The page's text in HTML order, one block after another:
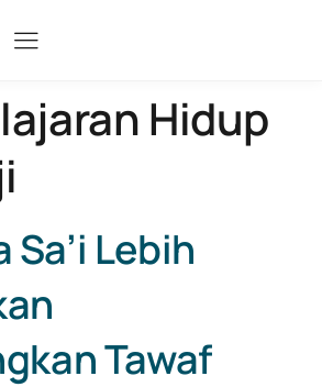
Hidup
Lebih
Tawaf